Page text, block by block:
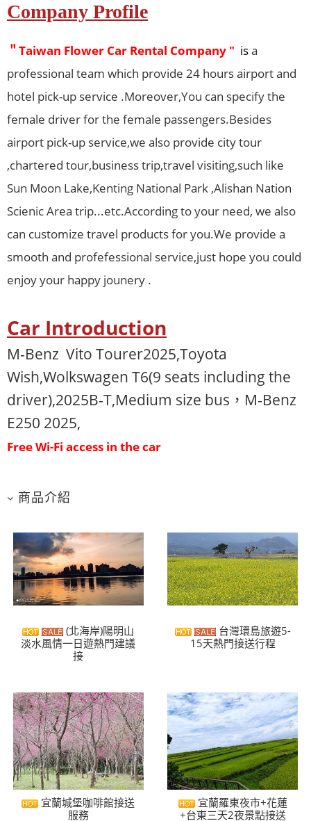
Company Profile
＂Taiwan Flower Car Rental Company " isa
professional team which provide 24 hours airport and
hotel pick-up service .Moreover,You can specify the
female driver for the female passengers.Besides
airport pick-up service,we also provide city tour
,chartered tour,business trip,travel visiting,such like
Sun Moon Lake,Kenting National Park ,Alishan Nation
Scienic Area trip...etc.According to your need, we also
can customize travel products for you.We provide a
smooth and profefessional service,just hope you could
enjoy your happy jounery .
Car Introduction
M-Benz Vito Tourer2025,Toyota
Wish,Wolkswagen T6(9 seats including the
driver),2025B-T,Medium size bus， M-Benz
E250 2025,
Free Wi-Fi access in the car
商品介紹
(北海岸)陽明山
淡水風情一日遊熱門建議
接
台灣環島旅遊5-
15天熱門接送行程
宜蘭城堡咖啡館接送
服務
宜蘭羅東夜市+花蓮
+台東三天2夜景點接送